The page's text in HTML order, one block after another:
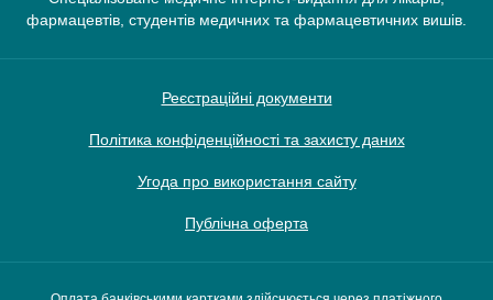
фармацевтів, студентів медичних та фармацевтичних вишів.
Реєстраційні документи
Політика конфіденційності та захисту даних
Угода про використання сайту
Публічна оферта